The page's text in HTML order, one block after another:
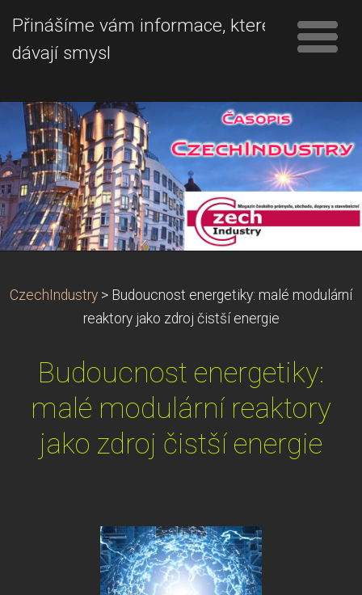
Přinášíme vám informace, které
dávají smysl
CzechIndustry > Budoucnost energetiky: malé modulární
reaktory jako zdroj čistší energie
Budoucnost energetiky:
malé modulární reaktory
jako zdroj čistší energie